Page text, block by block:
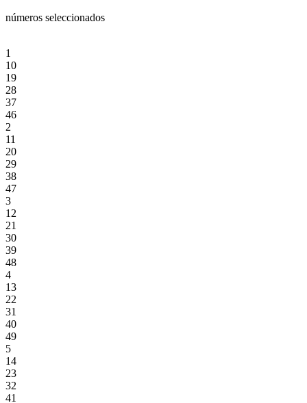
números seleccionados
1
10
19
28
37
46
2
11
20
29
38
47
3
12
21
30
39
48
4
13
22
31
40
49
5
14
23
32
41